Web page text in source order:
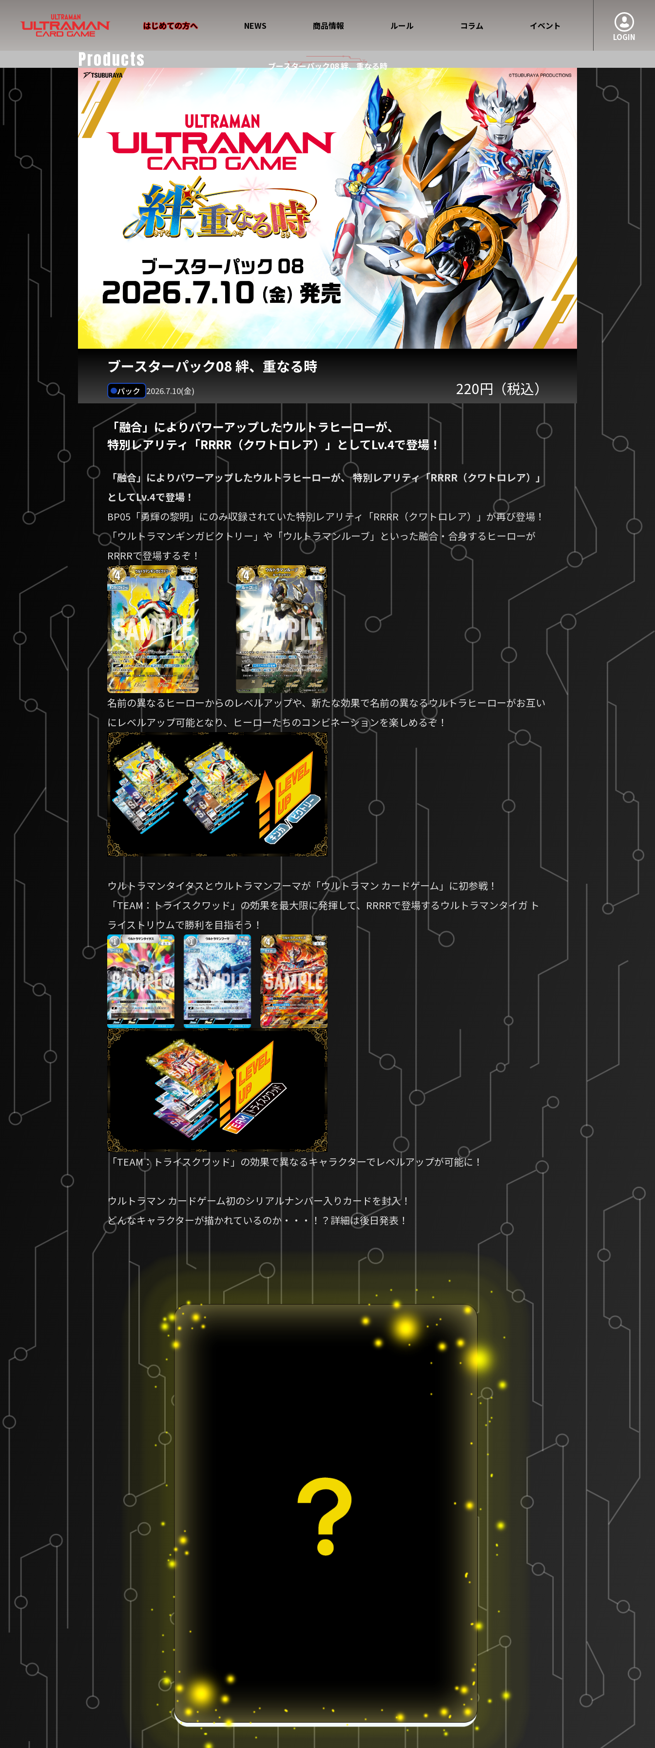
LOGIN
はじめての方へ NEWS 商品情報 ルール コラム イベント
Products ブースターパック08 絆、重なる時
ブースターパック08 絆、重なる時
パック 2026.7.10(金) 220円（税込）
「融合」によりパワーアップしたウルトラヒーローが、
特別レアリティ「RRRR（クワトロレア）」としてLv.4で登場！
「融合」によりパワーアップしたウルトラヒーローが、 特別レアリティ「RRRR（クワトロレア）」
としてLv.4で登場！
BP05「勇輝の黎明」にのみ収録されていた特別レアリティ「RRRR（クワトロレア）」が再び登場！
「ウルトラマンギンガビクトリー」や「ウルトラマンルーブ」といった融合・合身するヒーローが
RRRRで登場するぞ！
名前の異なるヒーローからのレベルアップや、新たな効果で名前の異なるウルトラヒーローがお互い
にレベルアップ可能となり、ヒーローたちのコンビネーションを楽しめるぞ！
ウルトラマンタイタスとウルトラマンフーマが「ウルトラマン カードゲーム」に初参戦！
「TEAM：トライスクワッド」の効果を最大限に発揮して、RRRRで登場するウルトラマンタイガ ト
ライストリウムで勝利を目指そう！
「TEAM：トライスクワッド」の効果で異なるキャラクターでレベルアップが可能に！
ウルトラマン カードゲーム初のシリアルナンバー入りカードを封入！
どんなキャラクターが描かれているのか・・・！？詳細は後日発表！